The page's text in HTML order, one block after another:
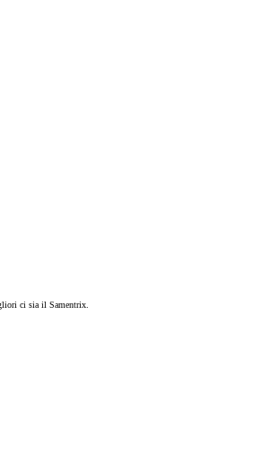
ci sia il Samentrix.